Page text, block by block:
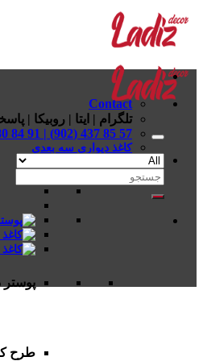
Skip
content
کاغذ دیواری سه بعدی
پوستر
طرح
Contact
تلگرام | ایتا | روبیکا | پاسخگویی 24 ساعته - تماس در
57 85 437 (902) | 91 84 80 22 (021)
جستجو
برای: